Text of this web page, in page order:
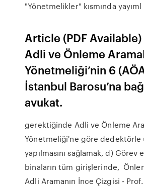
"Yönetmelikler" kısmında yayıml
Article (PDF Available)
Adli ve Önleme
Yönetmeliği’nin 6
İstanbul Barosu’na
avukat.
gerektiğinde Adli ve Önleme
Yönetmeliği'ne göre dedektörle
yapılmasını sağlamak, d) Görev
binaların tüm girişlerinde,
Adli Aramanın İnce Çizgisi -